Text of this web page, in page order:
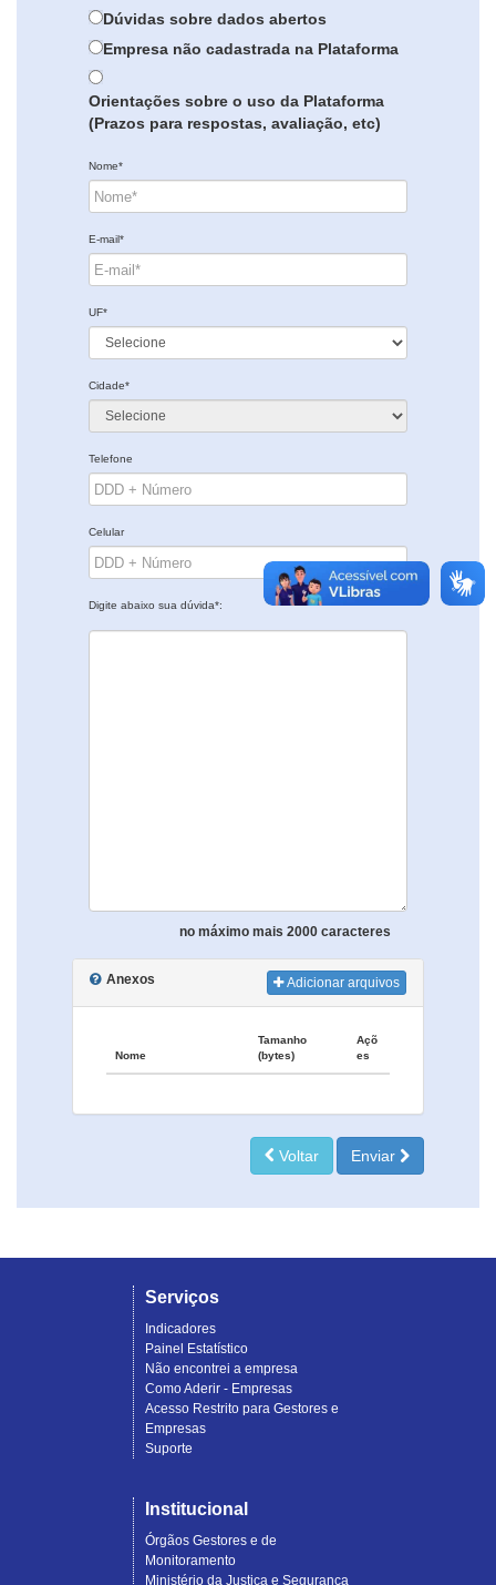
Dúvidas sobre dados abertos
Empresa não cadastrada na Plataforma
Orientações sobre o uso da Plataforma
(Prazos para respostas, avaliação, etc)
Nome*
E-mail*
UF*
Cidade*
Telefone
Celular
Digite abaixo sua dúvida*:
no máximo mais 2000 caracteres
Anexos Adicionar arquivos
Nome
Tamanho
(bytes)
Açõ
es
Voltar Enviar
Serviços
Indicadores
Painel Estatístico
Não encontrei a empresa
Como Aderir - Empresas
Acesso Restrito para Gestores e
Empresas
Suporte
Institucional
Órgãos Gestores e de
Monitoramento
Ministério da Justiça e Segurança